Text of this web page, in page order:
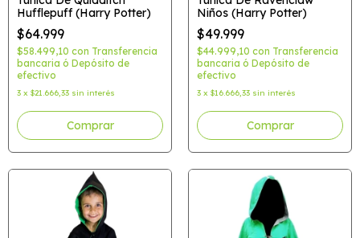
Hufflepuff (Harry Potter)
$64.999
$58.499,10 con Transferencia
bancaria ó Depósito de
efectivo
3 x $21.666,33 sin interés
Comprar
Niños (Harry Potter)
$49.999
$44.999,10 con Transferencia
bancaria ó Depósito de
efectivo
3 x $16.666,33 sin interés
Comprar